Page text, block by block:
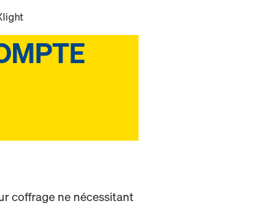
coffrage ne nécessitant